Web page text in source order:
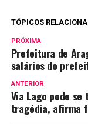
TÓPICOS
PRÓXIMA
Prefeitura de
salários do
ANTERIOR
Via Lago pode
tragédia, afirma